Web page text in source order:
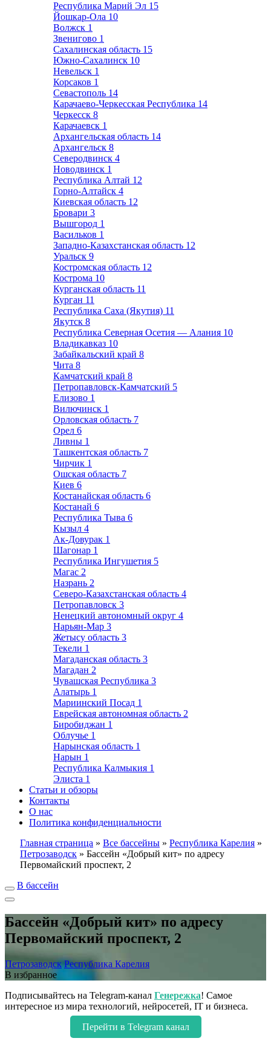
Республика Марий Эл 15
Йошкар-Ола 10
Волжск 1
Звенигово 1
Сахалинская область 15
Южно-Сахалинск 10
Невельск 1
Корсаков 1
Севастополь 14
Карачаево-Черкесская Республика 14
Черкесск 8
Карачаевск 1
Архангельская область 14
Архангельск 8
Северодвинск 4
Новодвинск 1
Республика Алтай 12
Горно-Алтайск 4
Киевская область 12
Бровари 3
Вышгород 1
Васильков 1
Западно-Казахстанская область 12
Уральск 9
Костромская область 12
Кострома 10
Курганская область 11
Курган 11
Республика Саха (Якутия) 11
Якутск 8
Республика Северная Осетия — Алания 10
Владикавказ 10
Забайкальский край 8
Чита 8
Камчатский край 8
Петропавловск-Камчатский 5
Елизово 1
Вилючинск 1
Орловская область 7
Орел 6
Ливны 1
Ташкентская область 7
Чирчик 1
Ошская область 7
Киев 6
Костанайская область 6
Костанай 6
Республика Тыва 6
Кызыл 4
Ак-Довурак 1
Шагонар 1
Республика Ингушетия 5
Магас 2
Назрань 2
Северо-Казахстанская область 4
Петропавловск 3
Ненецкий автономный округ 4
Нарьян-Мар 3
Жетысу область 3
Текели 1
Магаданская область 3
Магадан 2
Чувашская Республика 3
Алатырь 1
Мариинский Посад 1
Еврейская автономная область 2
Биробиджан 1
Облучье 1
Нарынская область 1
Нарын 1
Республика Калмыкия 1
Элиста 1
Статьи и обзоры
Контакты
О нас
Политика конфиденциальности
Главная страница » Все бассейны » Республика Карелия »
Петрозаводск » Бассейн «Добрый кит» по адресу
Первомайский проспект, 2
В бассейн
Бассейн «Добрый кит» по адресу
Первомайский проспект, 2
Петрозаводск Республика Карелия
В избранное
Подписывайтесь на Telegram-канал Генережка! Самое
интересное из мира технологий, нейросетей, IT и бизнеса.
Перейти в Telegram канал